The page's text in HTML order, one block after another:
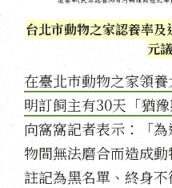
台北市動物之家認養率
元
在臺北市動物之家領
明訂飼主有30天「猶豫
向窩窩記者表示：「
物間無法磨合而造成
註記為黑名單、終身